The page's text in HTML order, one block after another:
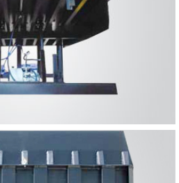
et sa sécurité même dans les situations
plus difficiles